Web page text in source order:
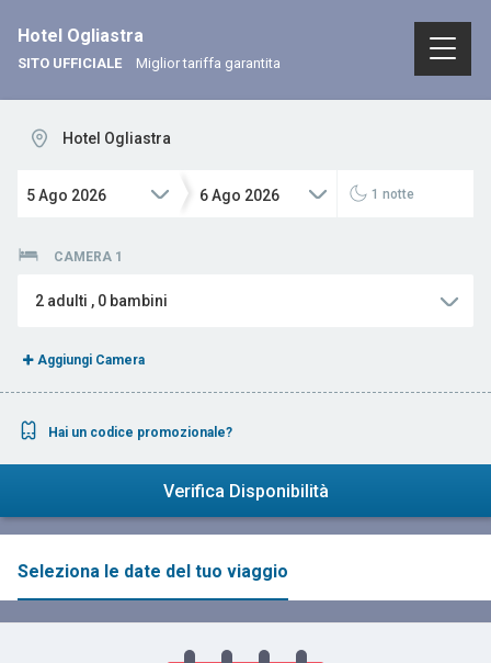
Hotel Ogliastra
SITO UFFICIALE Miglior tariffa garantita
Hotel Ogliastra
5Ago 2026 6 Ago 2026 1 notte
CAMERA 1
2 adulti , 0 bambini
Aggiungi Camera
Hai un codice promozionale?
Verifica Disponibilità
Seleziona le date del tuo viaggio